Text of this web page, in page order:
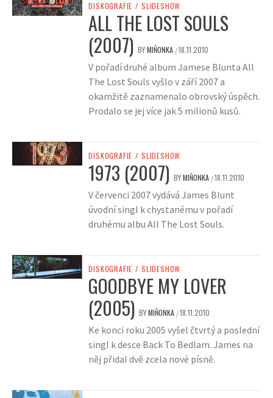
DISKOGRAFIE / SLIDESHOW
ALL THE LOST SOULS
(2007) BYMIŇONKA /18.11.2010
V pořadí druhé album Jamese Blunta All
The Lost Souls vyšlo v září 2007 a
okamžitě zaznamenalo obrovský úspěch.
Prodalo se jej více jak 5 milionů kusů.
DISKOGRAFIE / SLIDESHOW
1973 (2007) BYMIŇONKA /18.11.2010
V červenci 2007 vydává James Blunt
úvodní singl k chystanému v pořadí
druhému albu All The Lost Souls.
DISKOGRAFIE / SLIDESHOW
GOODBYE MY LOVER
(2005) BYMIŇONKA /18.11.2010
Ke konci roku 2005 vyšel čtvrtý a poslední
singl k desce Back To Bedlam. James na
něj přidal dvě zcela nové písně.